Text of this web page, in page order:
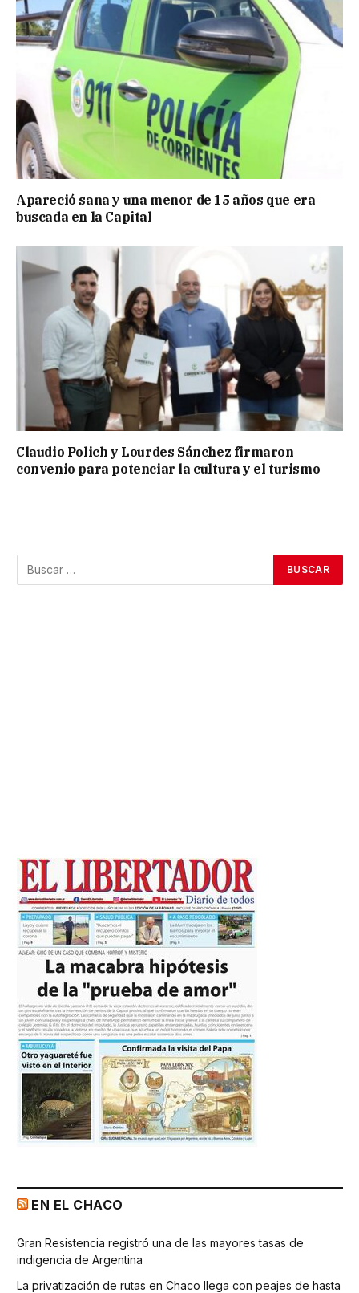
Apareció sana y una menor de 15 años que era
buscada en la Capital
Claudio Polich y Lourdes Sánchez firmaron
convenio para potenciar la cultura y el turismo
EN EL CHACO
Gran Resistencia registró una de las mayores tasas de
indigencia de Argentina
La privatización de rutas en Chaco llega con peajes de hasta